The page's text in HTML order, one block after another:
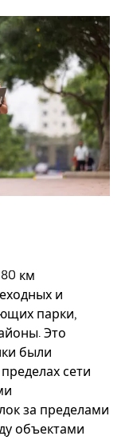
км
и
парки,
Это
были
сети
за пределами
объектами